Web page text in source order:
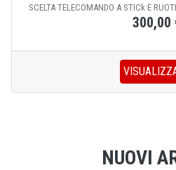
SCELTA TELECOMANDO A STICk E
300,00
NUOVI